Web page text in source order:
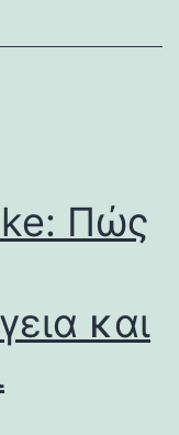
Πώς
και